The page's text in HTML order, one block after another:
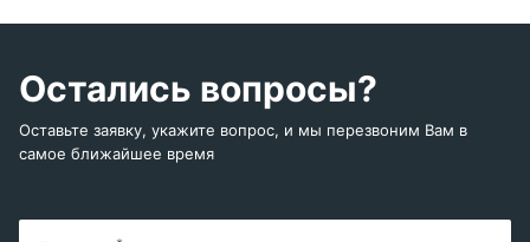
Остались вопросы?
Оставьте заявку, укажите вопрос, и мы перезвоним Вам в
самое ближайшее время